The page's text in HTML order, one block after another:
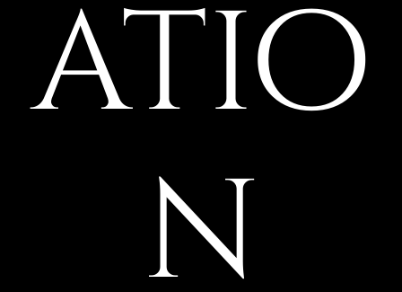
atio
n